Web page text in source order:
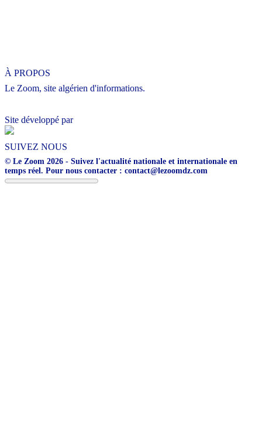
À PROPOS
Le Zoom, site algérien d'informations.
Site développé par
SUIVEZ NOUS
© Le Zoom 2026 - Suivez l'actualité nationale et internationale en
temps réel. Pour nous contacter : contact@lezoomdz.com